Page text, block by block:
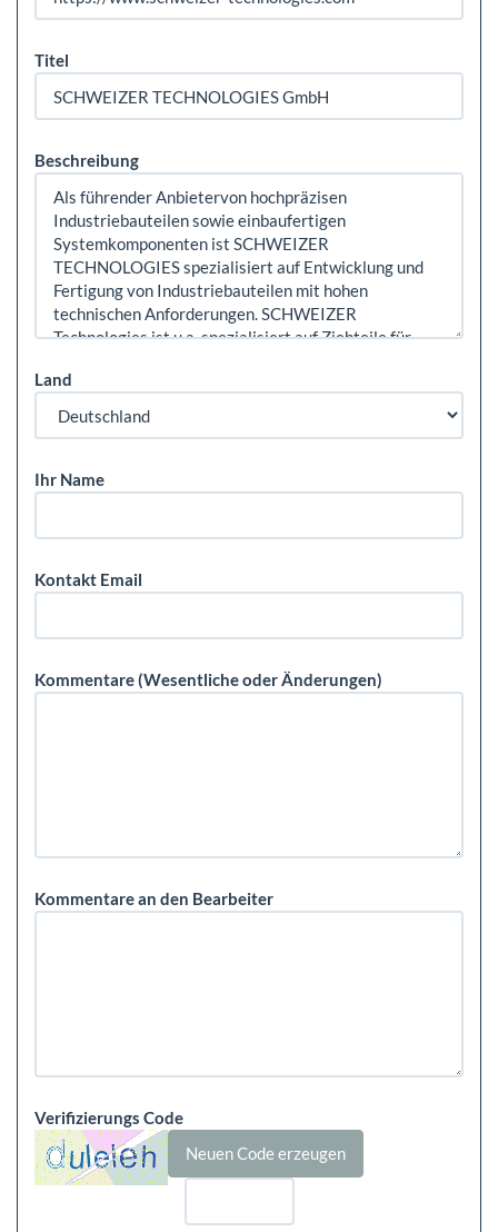
Titel
Beschreibung
Land
Ihr Name
Kontakt Email
Kommentare (Wesentliche oder Änderungen)
Kommentare an den Bearbeiter
Verifizierungs Code